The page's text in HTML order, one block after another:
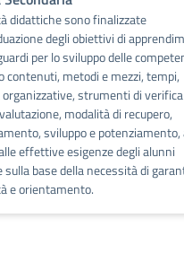
didattiche sono finalizzate
degli obiettivi di
per lo sviluppo delle
contenuti, metodi e mezzi, tempi,
strumenti di
modalità di recupero,
sviluppo e potenziamento,
effettive esigenze degli alunni
sulla base della necessità di
e orientamento.